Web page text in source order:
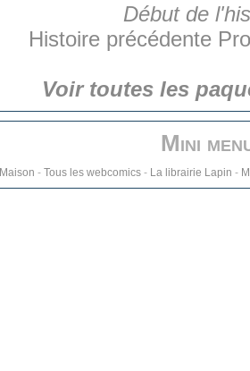
Début de
Histoire précédente
Voir toutes les
Mini
Maison - Tous les webcomics- La librairie Lapin -